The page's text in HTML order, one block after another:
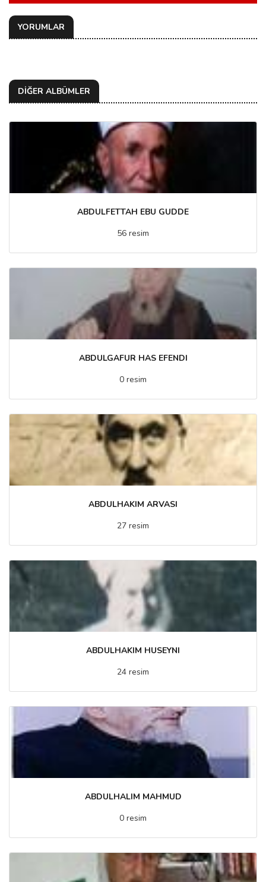
YORUMLAR
DİĞER ALBÜMLER
ABDULFETTAH EBU GUDDE
56 resim
ABDULGAFUR HAS EFENDI
0 resim
ABDULHAKIM ARVASI
27 resim
ABDULHAKIM HUSEYNI
24 resim
ABDULHALIM MAHMUD
0 resim